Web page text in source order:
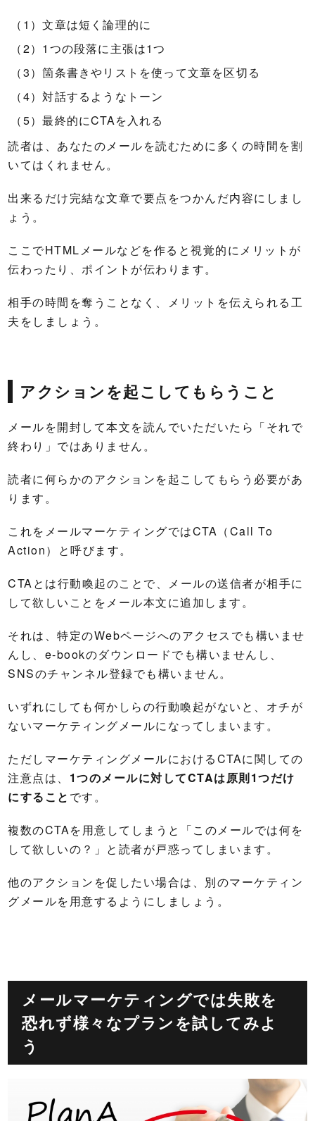
文章は短く論理的に
1つの段落に主張は1つ
箇条書きやリストを使って文章を区切る
対話するようなトーン
最終的にCTAを入れる
読者は、あなたのメールを読むために多くの時間を割
いてはくれません。
出来るだけ完結な文章で要点をつかんだ内容にしまし
ょう。
ここでHTMLメールなどを作ると視覚的にメリットが
伝わったり、ポイントが伝わります。
相手の時間を奪うことなく、メリットを伝えられる工
夫をしましょう。
アクションを起こしてもらうこと
メールを開封して本文を読んでいただいたら「それで
終わり」ではありません。
読者に何らかのアクションを起こしてもらう必要があ
ります。
これをメールマーケティングではCTA（Call To
Action）と呼びます。
CTAとは行動喚起のことで、メールの送信者が相手に
して欲しいことをメール本文に追加します。
それは、特定のWebページへのアクセスでも構いませ
んし、e-bookのダウンロードでも構いませんし、
SNSのチャンネル登録でも構いません。
いずれにしても何かしらの行動喚起がないと、オチが
ないマーケティングメールになってしまいます。
ただしマーケティングメールにおけるCTAに関しての
注意点は、 1つのメールに対してCTAは原則1つだけ
にすること です。
複数のCTAを用意してしまうと「このメールでは何を
して欲しいの？」と読者が戸惑ってしまいます。
他のアクションを促したい場合は、別のマーケティン
グメールを用意するようにしましょう。
メールマーケティングでは失敗を
恐れず様々なプランを試してみよ
う